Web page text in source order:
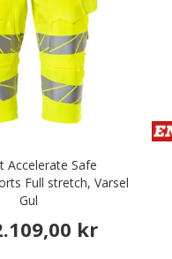
Accelerate Safe
Full stretch, Varsel
Gul
kr